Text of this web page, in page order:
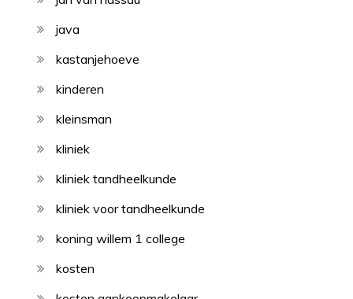
java
kastanjehoeve
kinderen
kleinsman
kliniek
kliniek tandheelkunde
kliniek voor tandheelkunde
koning willem 1 college
kosten